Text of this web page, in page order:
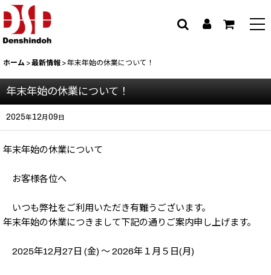
ホーム >最新情報 >年末年始の休業について！
年末年始の休業について！
2025年12月 09 日
年末年始の休業について
お客様各位へ
いつも弊社をご利用いただき有難うございます。
年末年始の休業につきまして下記の通りご案内申し上げます。
2025年12月27日 (金) ～ 2026年１月５日(月)